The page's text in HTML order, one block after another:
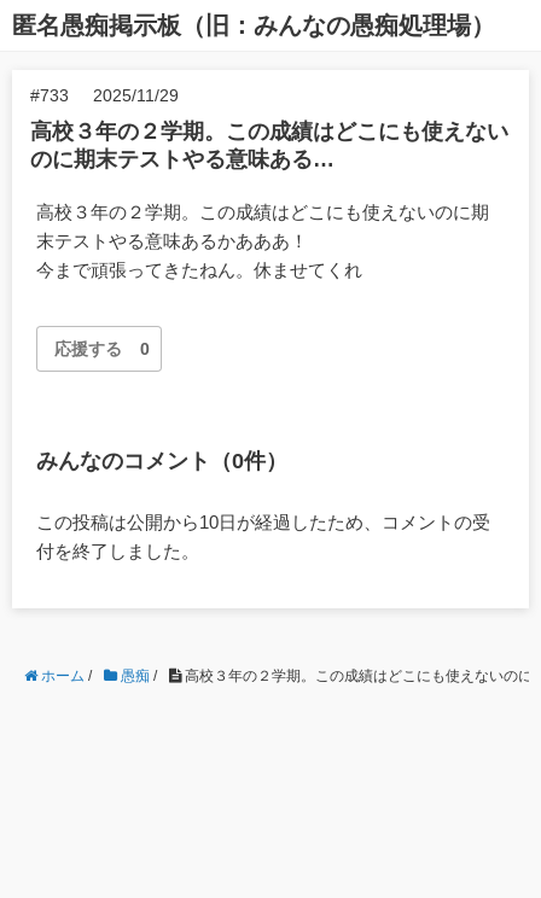
匿名愚痴掲示板（旧：みんなの愚痴処理場）
#733 2025/11/29
高校３年の２学期。この成績はどこにも使えない
のに期末テストやる意味ある…
高校３年の２学期。この成績はどこにも使えないのに期
末テストやる意味あるかあああ！
今まで頑張ってきたねん。休ませてくれ
応援する 0
みんなのコメント（0件）
この投稿は公開から10日が経過したため、コメントの受
付を終了しました。
ホーム / 愚痴 / 高校３年の２学期。この成績はどこにも使えないのに